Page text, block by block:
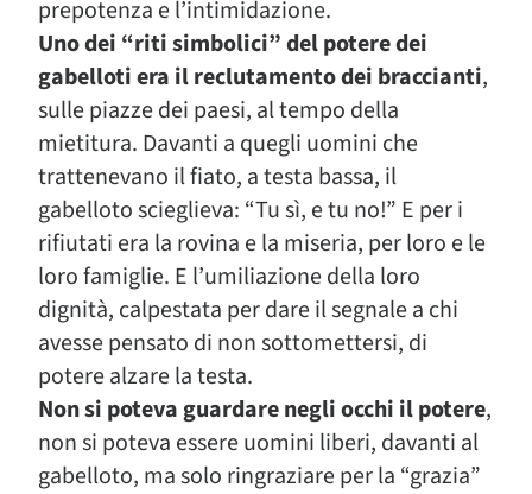
prepotenza e l’intimidazione.
Uno dei “riti simbolici” del potere dei
gabelloti era il reclutamento dei braccianti,
sulle piazze dei paesi, al tempo della
mietitura. Davanti a quegli uomini che
trattenevano il fiato, a testa bassa, il
gabelloto scieglieva: “Tu sì, e tu no!” E per i
rifiutati era la rovina e la miseria, per loro e le
loro famiglie. E l’umiliazione della loro
dignità, calpestata per dare il segnale a chi
avesse pensato di non sottomettersi, di
potere alzare la testa.
Non si poteva guardare negli occhi il potere,
non si poteva essere uomini liberi, davanti al
gabelloto, ma solo ringraziare per la “grazia”